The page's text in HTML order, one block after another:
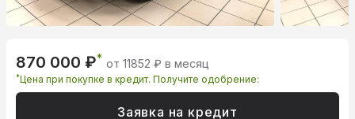
870 000 ₽* от 11852 ₽ в месяц
*Цена при покупке в кредит. Получите одобрение:
Заявка на кредит